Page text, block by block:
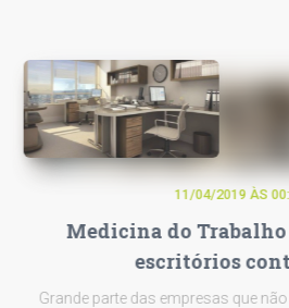
11/04/2019 ÀS
Medicina do
escritórios
Grande parte das empresas que